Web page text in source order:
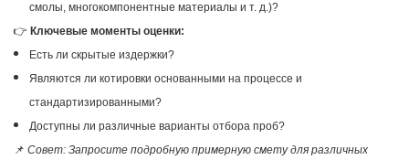
смолы, многокомпонентные материалы и т. д.)?
👉 Ключевые моменты оценки:
Есть ли скрытые издержки?
Являются ли котировки основанными на процессе и
стандартизированными?
Доступны ли различные варианты отбора проб?
📌 Совет: Запросите подробную примерную смету для различных